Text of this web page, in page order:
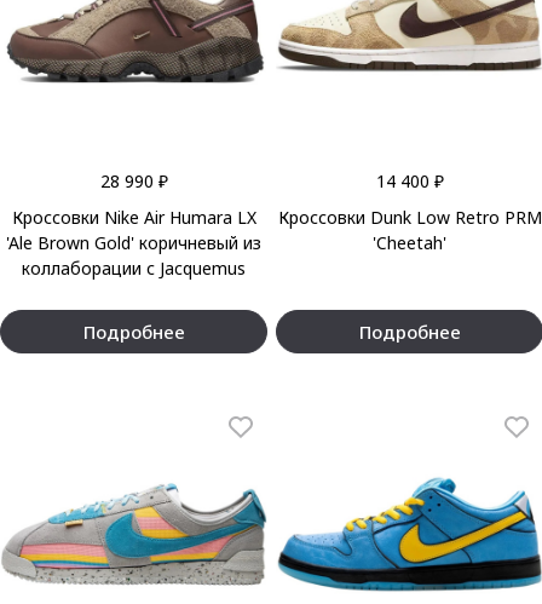
28 990 ₽
Кроссовки Nike Air Humara LX
'Ale Brown Gold' коричневый из
коллаборации с Jacquemus
Подробнее
14 400 ₽
Кроссовки Dunk Low Retro PRM
'Cheetah'
Подробнее